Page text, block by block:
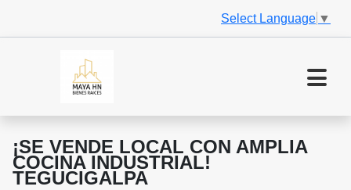
Select Language ▼
¡SE VENDE LOCAL CON AMPLIA
COCINA INDUSTRIAL!
TEGUCIGALPA